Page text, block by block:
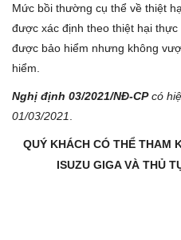
Mức bồi thường cụ thể về thiệt
được xác định theo thiệt hại
được bảo hiểm nhưng không
hiểm.
Nghị định 03/2021/NĐ-CPcó
01/03/2021
QUÝ KHÁCH CÓ THỂ THAM
ISUZU GIGA VÀ THỦ